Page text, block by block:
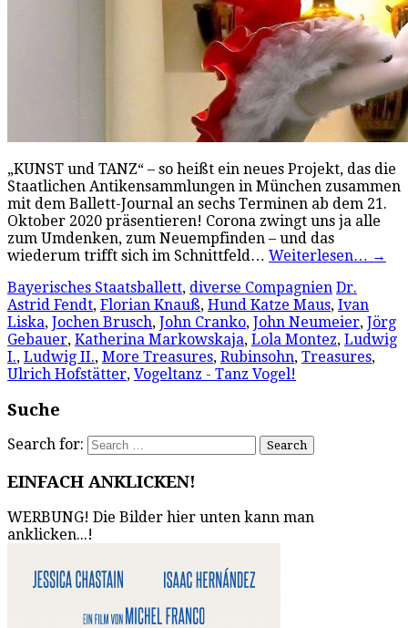
„KUNST und TANZ“ – so heißt ein neues Projekt, das die
Staatlichen Antikensammlungen in München zusammen
mit dem Ballett-Journal an sechs Terminen ab dem 21.
Oktober 2020 präsentieren! Corona zwingt uns ja alle
zum Umdenken, zum Neuempfinden – und das
wiederum trifft sich im Schnittfeld… Weiterlesen… →
Bayerisches Staatsballett, diverse Compagnien Dr.
Astrid Fendt, Florian Knauß, Hund Katze Maus, Ivan
Liska, Jochen Brusch, John Cranko, John Neumeier, Jörg
Gebauer, Katherina Markowskaja, Lola Montez, Ludwig
I., Ludwig II., More Treasures, Rubinsohn, Treasures,
Ulrich Hofstätter, Vogeltanz - Tanz Vogel!
Suche
Search for:
EINFACH ANKLICKEN!
WERBUNG! Die Bilder hier unten kann man
anklicken...!